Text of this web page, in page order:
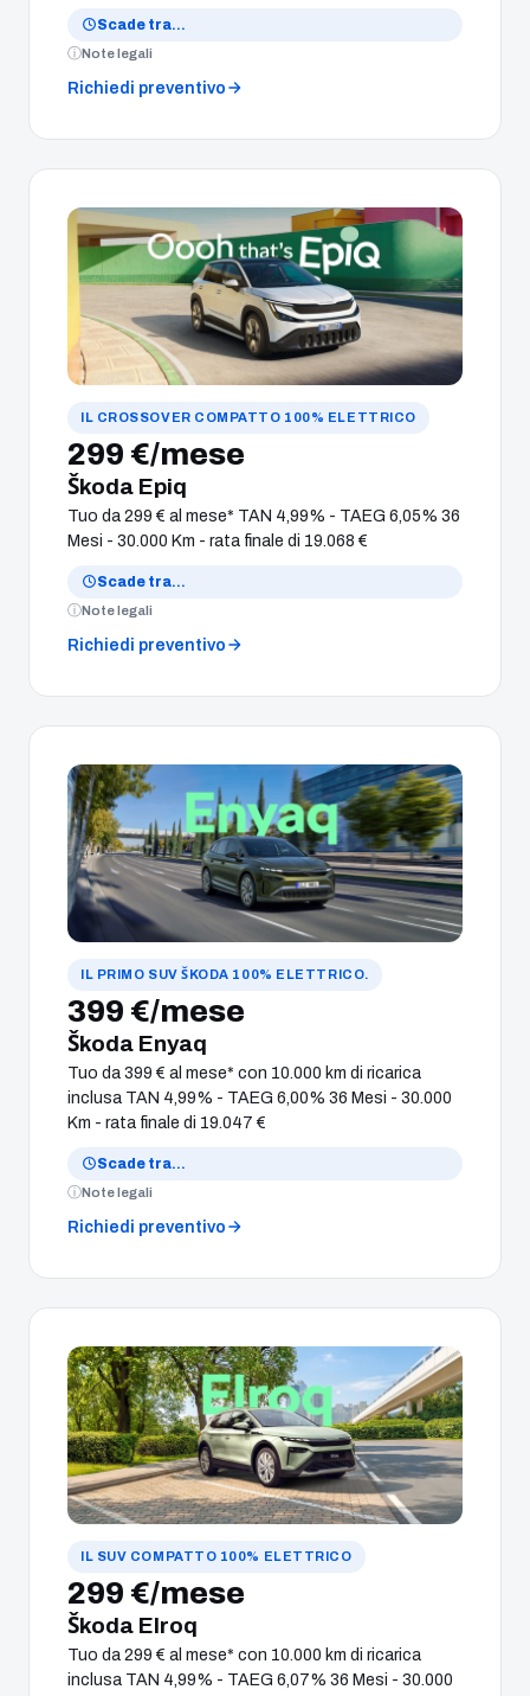
Scade tra…
Note legali
Richiedi preventivo
IL CROSSOVER COMPATTO 100% ELETTRICO
299 €/mese
Škoda Epiq
Tuo da 299 € al mese* TAN 4,99% - TAEG 6,05% 36
Mesi - 30.000 Km - rata finale di 19.068 €
Scade tra…
Note legali
Richiedi preventivo
IL PRIMO SUV ŠKODA 100% ELETTRICO.
399 €/mese
Škoda Enyaq
Tuo da 399 € al mese* con 10.000 km di ricarica
inclusa TAN 4,99% - TAEG 6,00% 36 Mesi - 30.000
Km - rata finale di 19.047 €
Scade tra…
Note legali
Richiedi preventivo
IL SUV COMPATTO 100% ELETTRICO
299 €/mese
Škoda Elroq
Tuo da 299 € al mese* con 10.000 km di ricarica
inclusa TAN 4,99% - TAEG 6,07% 36 Mesi - 30.000